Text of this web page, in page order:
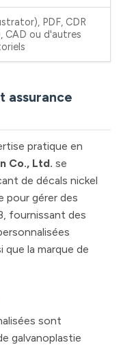
PDF, CDR
CAD ou d'autres
assurance
pratique en
Co., Ltd. se
de décals nickel
pour gérer des
fournissant des
la marque de
sont
galvanoplastie